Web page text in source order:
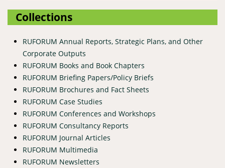
Collections
RUFORUM Annual Reports, Strategic Plans, and Other
Corporate Outputs
RUFORUM Books and Book Chapters
RUFORUM Briefing Papers/Policy Briefs
RUFORUM Brochures and Fact Sheets
RUFORUM Case Studies
RUFORUM Conferences and Workshops
RUFORUM Consultancy Reports
RUFORUM Journal Articles
RUFORUM Multimedia
RUFORUM Newsletters